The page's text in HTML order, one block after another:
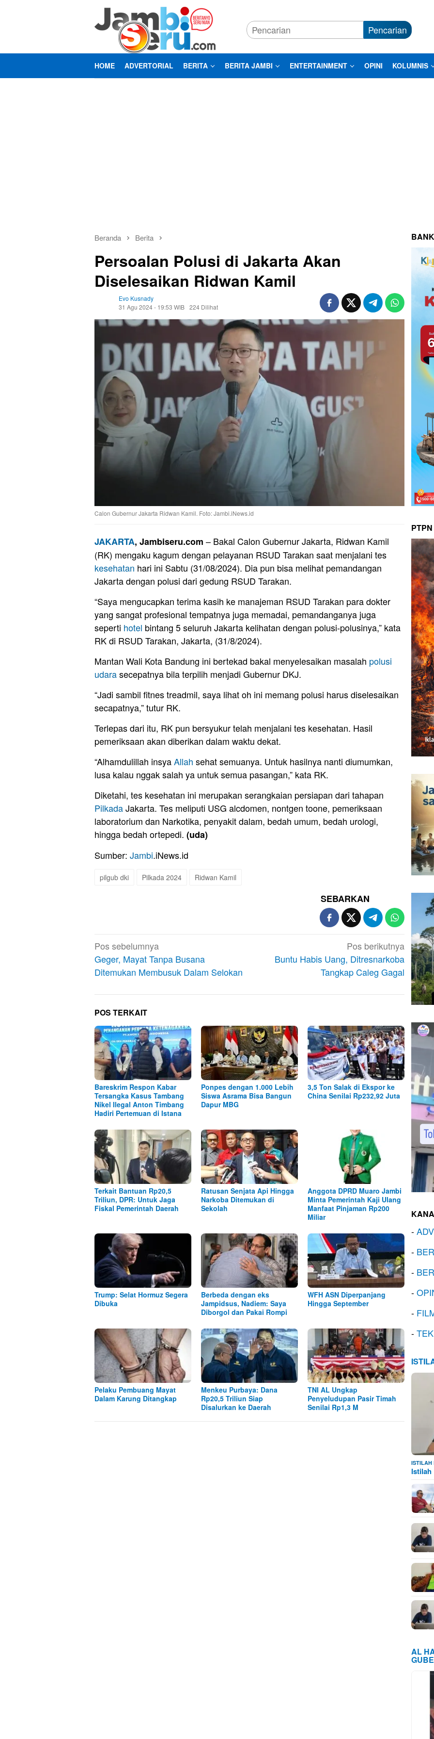
Pencarian
HOME ADVERTORIAL BERITA BERITA JAMBI ENTERTAINMENT OPINI KOLUMNIS
Beranda Berita
Persoalan Polusi di Jakarta Akan
Diselesaikan Ridwan Kamil
Evo Kusnady
31 Agu 2024 - 19:53 WIB 224 Dilihat
Calon Gubernur Jakarta Ridwan Kamil. Foto: Jambi.iNews.id
JAKARTA, Jambiseru.com – Bakal Calon Gubernur Jakarta, Ridwan Kamil
(RK) mengaku kagum dengan pelayanan RSUD Tarakan saat menjalani tes
kesehatan hari ini Sabtu (31/08/2024). Dia pun bisa melihat pemandangan
Jakarta dengan polusi dari gedung RSUD Tarakan.
“Saya mengucapkan terima kasih ke manajeman RSUD Tarakan para dokter
yang sangat profesional tempatnya juga memadai, pemandanganya juga
seperti hotel bintang 5 seluruh Jakarta kelihatan dengan polusi-polusinya,” kata
RK di RSUD Tarakan, Jakarta, (31/8/2024).
Mantan Wali Kota Bandung ini bertekad bakal menyelesaikan masalah polusi
udarasecepatnya bila terpilih menjadi Gubernur DKJ.
“Jadi sambil fitnes treadmil, saya lihat oh ini memang polusi harus diselesaikan
secapatnya,” tutur RK.
Terlepas dari itu, RK pun bersyukur telah menjalani tes kesehatan. Hasil
pemeriksaan akan diberikan dalam waktu dekat.
“Alhamdulillah insyaAllah sehat semuanya. Untuk hasilnya nanti diumumkan,
lusa kalau nggak salah ya untuk semua pasangan,” kata RK.
Diketahi, tes kesehatan ini merupakan serangkaian persiapan dari tahapan
PilkadaJakarta. Tes meliputi USG alcdomen, nontgen toone, pemeriksaan
laboratorium dan Narkotika, penyakit dalam, bedah umum, bedah urologi,
hingga bedah ortepedi. (uda)
Sumber: Jambi.iNews.id
pilgub dki Pilkada 2024 Ridwan Kamil
SEBARKAN
Navigasi
pos
Pos sebelumnya
Geger, Mayat Tanpa Busana
Ditemukan Membusuk Dalam Selokan
Pos berikutnya
Buntu Habis Uang, Ditresnarkoba
Tangkap Caleg Gagal
POS TERKAIT
Bareskrim Respon Kabar
Tersangka Kasus Tambang
Nikel Ilegal Anton Timbang
Hadiri Pertemuan di Istana
Ponpes dengan 1.000 Lebih
Siswa Asrama Bisa Bangun
Dapur MBG
3,5 Ton Salak di Ekspor ke
China Senilai Rp232,92 Juta
Terkait Bantuan Rp20,5
Triliun, DPR: Untuk Jaga
Fiskal Pemerintah Daerah
Ratusan Senjata Api Hingga
Narkoba Ditemukan di
Sekolah
Anggota DPRD Muaro Jambi
Minta Pemerintah Kaji Ulang
Manfaat Pinjaman Rp200
Miliar
Trump: Selat Hormuz Segera
Dibuka
Berbeda dengan eks
Jampidsus, Nadiem: Saya
Diborgol dan Pakai Rompi
WFH ASN Diperpanjang
Hingga September
Pelaku Pembuang Mayat
Dalam Karung Ditangkap
Menkeu Purbaya: Dana
Rp20,5 Triliun Siap
Disalurkan ke Daerah
TNI AL Ungkap
Penyeludupan Pasir Timah
Senilai Rp1,3 M
-
-
-
-
-
-
ISTILAH
Istilah
AL